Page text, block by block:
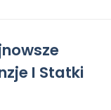
I Statki